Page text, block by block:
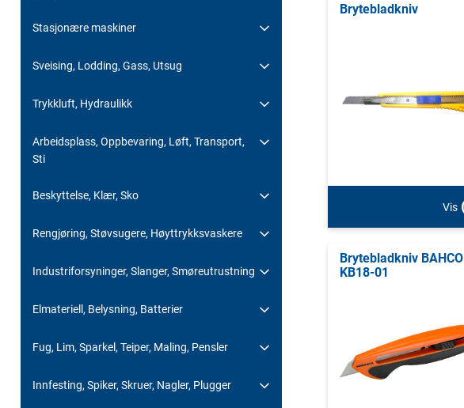
Stasjonære maskiner
Sveising, Lodding, Gass, Utsug
Trykkluft, Hydraulikk
Arbeidsplass, Oppbevaring, Løft, Transport,
Sti
Beskyttelse, Klær, Sko
Rengjøring, Støvsugere, Høyttrykksvaskere
Industriforsyninger, Slanger, Smøreutrustning
Elmateriell, Belysning, Batterier
Fug, Lim, Sparkel, Teiper, Maling, Pensler
Innfesting, Spiker, Skruer, Nagler, Plugger
Brytebladkniv
Vis
Brytebladkniv BAHCO
KB18-01